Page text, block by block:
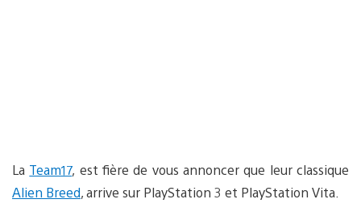
La Team17, est fière de vous annoncer que leur classique
Alien Breed, arrive sur PlayStation 3 et PlayStation Vita.